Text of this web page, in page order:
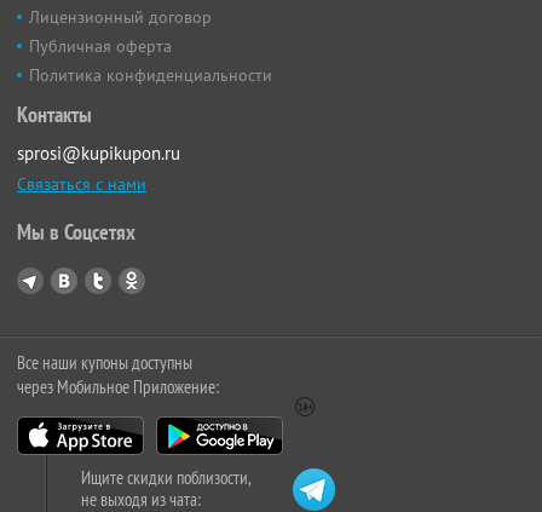
Лицензионный договор
Публичная оферта
Политика конфиденциальности
Контакты
sprosi@kupikupon.ru
Связаться с нами
Мы в Соцсетях
Все наши купоны доступны
через Мобильное Приложение:
Ищите скидки поблизости,
не выходя из чата: